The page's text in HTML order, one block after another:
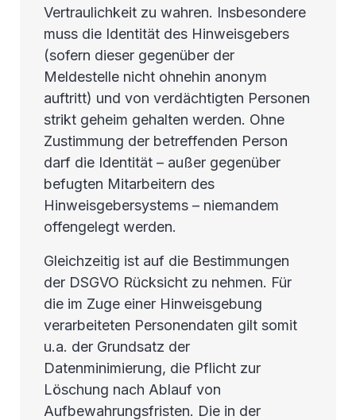
Vertraulichkeit zu wahren. Insbesondere
muss die Identität des Hinweisgebers
(sofern dieser gegenüber der
Meldestelle nicht ohnehin anonym
auftritt) und von verdächtigten Personen
strikt geheim gehalten werden. Ohne
Zustimmung der betreffenden Person
darf die Identität – außer gegenüber
befugten Mitarbeitern des
Hinweisgebersystems – niemandem
offengelegt werden.
Gleichzeitig ist auf die Bestimmungen
der DSGVO Rücksicht zu nehmen. Für
die im Zuge einer Hinweisgebung
verarbeiteten Personendaten gilt somit
u.a. der Grundsatz der
Datenminimierung, die Pflicht zur
Löschung nach Ablauf von
Aufbewahrungsfristen. Die in der